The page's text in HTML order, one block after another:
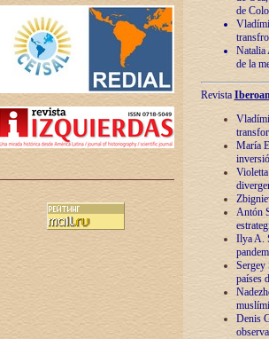
de
Natalia
de la
Revista
María
Antón
Ilya A.
Sergey
países
Denis